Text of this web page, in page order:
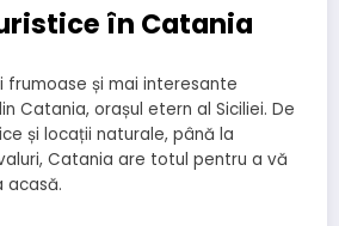
în Catania
frumoase și mai interesante
Catania, orașul etern al Siciliei. De
și locații naturale, până la
Catania are totul pentru a vă
acasă.